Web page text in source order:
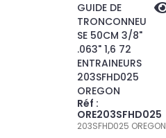
GUIDE DE
TRONCONNEU
SE 50CM 3/8"
.063" 1,6 72
ENTRAINEURS
203SFHD025
OREGON
Réf :
ORE203SFHD025
203SFHD025 OREGON